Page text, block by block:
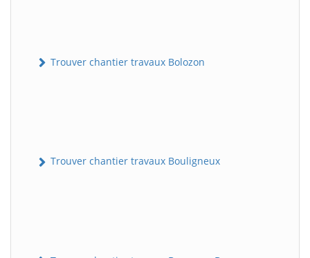
Trouver chantier travaux Bolozon
Trouver chantier travaux Bouligneux